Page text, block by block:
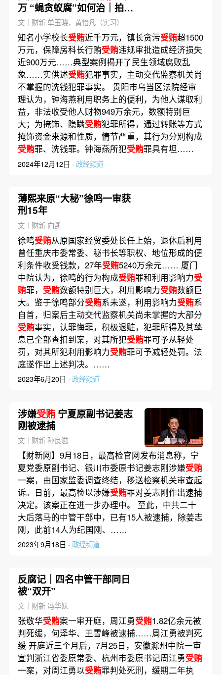
万 “蝇贪蚁腐”如何治｜拍案
惊奇录
文｜财新 单玉晓，黄怡凡（实习）
知名小学校长受贿近千万元，镇长贪污受贿超1500
万元，保障房科长行贿受贿违规审批造成经济损失
近900万元……典型案例揭开了民生领域腐败乱
象……实供述受贿犯罪事实，主动交代监察机关尚
不掌握的洗钱犯罪事实。 贵阳市乌当区法院经审
理认为，钟海燕利用职务上的便利，为他人谋取利
益，非法收受他人财物949万余元，数额特别巨
大；为掩饰、隐瞒受贿犯罪所得，通过转账等方式
掩饰资金来源和性质，情节严重，其行为分别构成
受贿罪、洗钱罪。钟海燕所犯受贿罪具有坦……
2024年12月12日 · 政经频道
薄熙来原“大秘”徐鸣一审获
刑15年
文｜财新 向凯
徐鸣受贿从原国家经贸委处长任上始，退休后利用
曾任重庆市委常委、秘书长等职权、地位形成的便
利条件收受钱款，27年受贿5240万余元…… 厦门
中院认为，徐鸣的行为构成受贿罪和利用影响力受
贿罪， 受贿数额特别巨大，利用影响力受贿数额巨
大。鉴于徐鸣部分受贿系未遂，利用影响力受贿系
自首，归案后主动交代监察机关尚未掌握的大部分
受贿事实，认罪悔罪，积极退赃，犯罪所得及其孳
息已全部查扣到案，对其所犯受贿罪可予从轻处
罚，对其所犯利用影响力受贿罪可予减轻处罚。法
庭遂作出上述判决。……
2023年6月20日 · 政经频道
涉嫌受贿宁夏原副书记姜志
刚被逮捕
文｜财新 孙良滋
【财新网】9月18日，最高检官网发布消息称，宁
夏党委原副书记、银川市委原书记姜志刚涉嫌受贿
一案，由国家监委调查终结，移送检察机关审查起
诉。日前，最高检以涉嫌受贿罪对姜志刚作出逮捕
决定。该案正在进一步办理中。 至此，中共二十
大后落马的中管干部中，已有15人被逮捕，除姜志
刚，此前14人为纪国刚、……
2023年9月18日 · 政经频道
反腐记｜四名中管干部同日
被“双开”
文｜财新 冯华妹
张敬华受贿案一审开庭，周江勇受贿1.82亿余元被
判死缓，何泽华、王雪峰被逮捕……周江勇被判死
缓 开庭近三个月后，7月25日，安徽滁州中院一审
宣判浙江省委原常委、杭州市委原书记周江勇受贿
一案，对周江勇以受贿罪判处死刑，缓期二年执